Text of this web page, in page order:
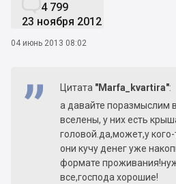
4 799
23 ноября 2012
04 июнь 2013 08:02
Цитата "Marfa_kvartira":
а давайте поразмыслим
вселены, у них есть
головой.да,может,у
они кучу денег уже
формате
все,господа хорошие!